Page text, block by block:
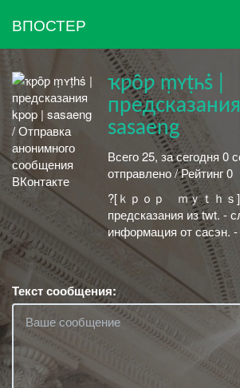
ВПОСТЕР
ҡƿȏƿ ṃʏṭһṡ |
sasaeng
Всего 25, за сегодня 0
отправлено / Рейтинг 0
?[ｋｐｏｐ ｍｙｔｈｓ
предсказания из twt. -
информация от сасэн.
Текст сообщения: